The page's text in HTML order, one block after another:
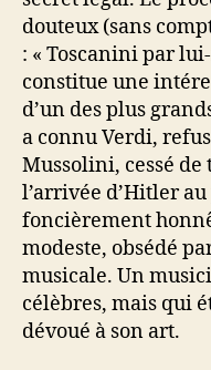
douteux (sans
: « Toscanini par
constitue une
d’un des plus
a connu Verdi,
Mussolini, cessé
l’arrivée d’Hitler
foncièrement
modeste, obsédé
musicale. Un
célèbres, mais qui
dévoué à son art.